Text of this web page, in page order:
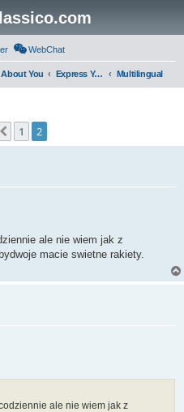
WebChat
About You Express Yourself Multilingual
Previous
1 2
ale nie wiem jak z
macie swietne rakiety.
ale nie wiem jak z